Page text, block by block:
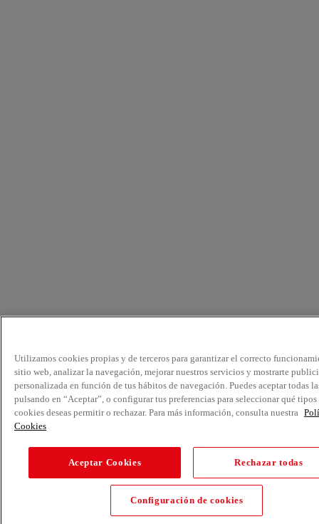
Utilizamos cookies propias y de terceros para garantizar el correcto
sitio web, analizar la navegación, mejorar nuestros servicios y mostrarte
personalizada en función de tus hábitos de navegación. Puedes aceptar todas
pulsando en “Aceptar”, o configurar tus preferencias para seleccionar qué tipos
cookies deseas permitir o rechazar. Para más información, consulta nuestra
Cookies
Aceptar Cookies Rechazar todas
Configuración de cookies